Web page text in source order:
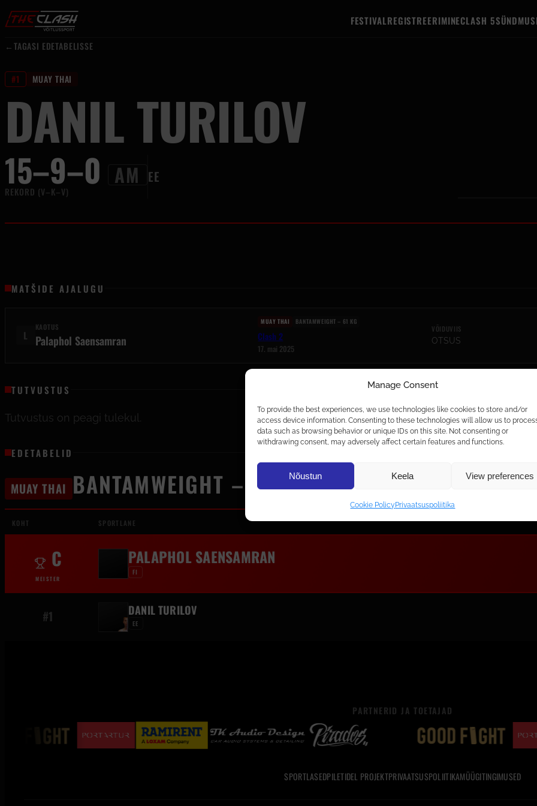
Manage Consent
To provide the best experiences, we use technologies like cookies to store and/or
access device information. Consenting to these technologies will allow us to
data such as browsing behavior or unique IDs on this site. Not consenting or
withdrawing consent, may adversely affect certain features and functions.
Nõustun Keela View preferences
Cookie Policy Privaatsuspoliitika
Liigu sisu juurde
FESTIVALREGISTREERIMINECLASH 5
←TAGASI EDETABELISSE
#1 MUAY THAI
DANIL TURILOV
15–9–0 AM
REKORD (V–K–V)
EE
MATŠIDE AJALUGU
L
KAOTUS
Palaphol Saensamran
MUAY THAI BANTAMWEIGHT – 61 KG
Clash 2
17. mai 2025
VÕIDUVIIS
OTSUS
TUTVUSTUS
Tutvustus on peagi tulekul.
EDETABELID
MUAY THAI BANTAMWEIGHT – 61 KG
KOHT SPORTLANE
C
MEISTER
PALAPHOL SAENSAMRAN
FI
#1 DANIL TURILOV
EE
PARTNERID JA TOETAJAD
SPORTLASEDPILETIDEL PROJEKTPRIVAATSUSPOLIITIKAMÜÜGITINGIMUSED